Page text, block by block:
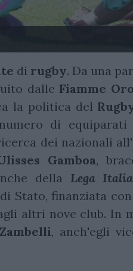
di rugby. Da una
dalleFiamme
la politica del
di
dei nazionali
Gamboa,
della Lega
Stato, finanziata
altri nove club. In
Zambelli, anch'egli